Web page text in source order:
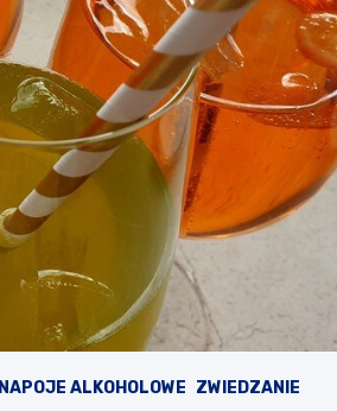
NAPOJE ALKOHOLOWE ZWIEDZANIE